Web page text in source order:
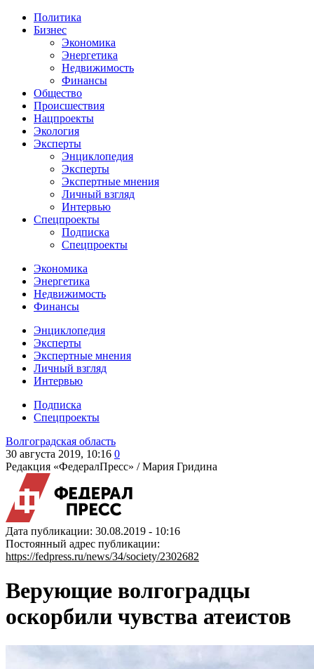
Политика
Бизнес
Экономика
Энергетика
Недвижимость
Финансы
Общество
Происшествия
Нацпроекты
Экология
Эксперты
Энциклопедия
Эксперты
Экспертные мнения
Личный взгляд
Интервью
Спецпроекты
Подписка
Спецпроекты
Экономика
Энергетика
Недвижимость
Финансы
Энциклопедия
Эксперты
Экспертные мнения
Личный взгляд
Интервью
Подписка
Спецпроекты
Волгоградская область
30 августа 2019, 10:16 0
Редакция «ФедералПресс» /Мария Гридина
Дата публикации: 30.08.2019 - 10:16
Постоянный адрес публикации:
https://fedpress.ru/news/34/society/2302682
Верующие волгоградцы
оскорбили чувства атеистов